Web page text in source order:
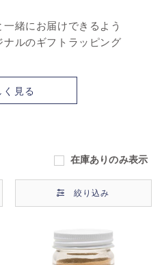
緒にお届けできるよう
ルのギフトラッピング
く見る
在庫ありのみ表示
絞り込み